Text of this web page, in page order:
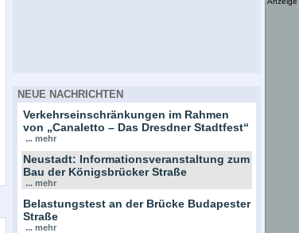
NEUE NACHRICHTEN
Verkehrseinschränkungen im Rahmen
von „Canaletto – Das Dresdner Stadtfest“
... mehr
Neustadt: Informationsveranstaltung zum
Bau der Königsbrücker Straße
... mehr
Belastungstest an der Brücke Budapester
Straße
... mehr